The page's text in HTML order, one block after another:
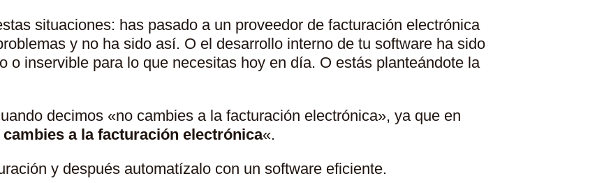
situaciones: has pasado a un proveedor de facturación electrónica
y no ha sido así. O el desarrollo interno de tu software ha sido
o inservible para lo que necesitas hoy en día. O estás planteándote la
decimos «no cambies a la facturación electrónica», ya que en
a la facturación electrónica«.
y después automatízalo con un software eficiente.